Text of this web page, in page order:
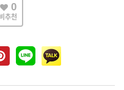
0
비추천